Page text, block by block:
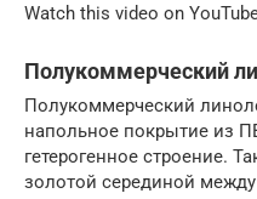
Watch this video on
Полукоммерческий
Полукоммерческий
напольное покрытие из
гетерогенное строение.
золотой серединой